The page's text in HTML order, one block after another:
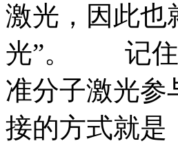
激光，因此也
光”。 记住
准分子激光参
接的方式就